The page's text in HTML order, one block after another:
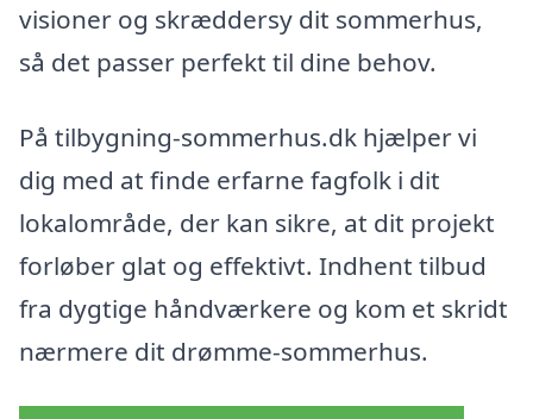
visioner og skræddersy dit sommerhus,
så det passer perfekt til dine behov.
På tilbygning-sommerhus.dk hjælper vi
dig med at finde erfarne fagfolk i dit
lokalområde, der kan sikre, at dit projekt
forløber glat og effektivt. Indhent tilbud
fra dygtige håndværkere og kom et skridt
nærmere dit drømme-sommerhus.